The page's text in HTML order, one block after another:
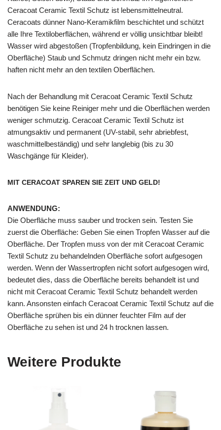
Ceracoat Ceramic Textil Schutz ist lebensmittelneutral.
Ceracoats dünner Nano-Keramikfilm beschichtet und schützt
alle Ihre Textiloberflächen, während er völlig unsichtbar bleibt!
Wasser wird abgestoßen (Tropfenbildung, kein Eindringen in die
Oberfläche) Staub und Schmutz dringen nicht mehr ein bzw.
haften nicht mehr an den textilen Oberflächen.
Nach der Behandlung mit Ceracoat Ceramic Textil Schutz
benötigen Sie keine Reiniger mehr und die Oberflächen werden
weniger schmutzig. Ceracoat Ceramic Textil Schutz ist
atmungsaktiv und permanent (UV-stabil, sehr abriebfest,
waschmittelbeständig) und sehr langlebig (bis zu 30
Waschgänge für Kleider).
MIT CERACOAT SPAREN SIE ZEIT UND GELD!
ANWENDUNG:
Die Oberfläche muss sauber und trocken sein. Testen Sie
zuerst die Oberfläche: Geben Sie einen Tropfen Wasser auf die
Oberfläche. Der Tropfen muss von der mit Ceracoat Ceramic
Textil Schutz zu behandelnden Oberfläche sofort aufgesogen
werden. Wenn der Wassertropfen nicht sofort aufgesogen wird,
bedeutet dies, dass die Oberfläche bereits behandelt ist und
nicht mit Ceracoat Ceramic Textil Schutz behandelt werden
kann. Ansonsten einfach Ceracoat Ceramic Textil Schutz auf die
Oberfläche sprühen bis ein dünner feuchter Film auf der
Oberfläche zu sehen ist und 24 h trocknen lassen.
Weitere Produkte